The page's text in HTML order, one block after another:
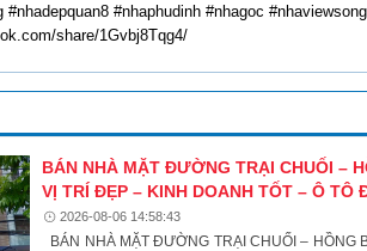
#nhadepquan8 #nhaphudinh #nhagoc
share/1Gvbj8Tqg4/
BÁN NHÀ MẶT ĐƯỜNG TRẠI CHUỐI –
VỊ TRÍ ĐẸP – KINH DOANH TỐT – Ô TÔ
2026-08-06 14:58:43
BÁN NHÀ MẶT ĐƯỜNG TRẠI CHUỐI – HỒNG